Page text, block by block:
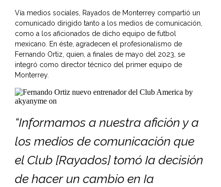
Vía medios sociales, Rayados de Monterrey compartió un
comunicado dirigido tanto a los medios de comunicación,
como a los aficionados de dicho equipo de futbol
mexicano. En éste, agradecen el profesionalismo de
Fernando Ortiz, quien, a finales de mayo del 2023, se
integró como director técnico del primer equipo de
Monterrey.
“Informamos a nuestra afición y a
los medios de comunicación que
el Club [Rayados] tomó Ia decisión
de hacer un cambio en Ia